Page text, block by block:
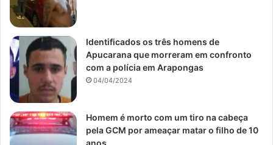
Identificados os três homens de
Apucarana que morreram em confronto
com a polícia em Arapongas
04/04/2024
Homem é morto com um tiro na cabeça
pela GCM por ameaçar matar o filho de 10
anos